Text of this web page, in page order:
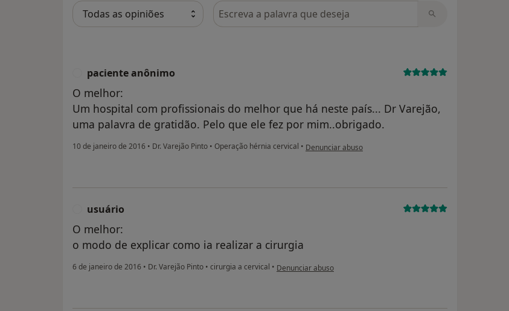
Pesquisar em opiniões
paciente anônimo
O melhor:
Um hospital com profissionais do melhor que há neste país... Dr Varejão,
uma palavra de gratidão. Pelo que ele fez por mim..obrigado.
10 de janeiro de 2016 • Dr. Varejão Pinto • Operação hérnia cervical • na opinião do utilizador paciente anônimo
Denunciar abuso
usuário
O melhor:
o modo de explicar como ia realizar a cirurgia
6 de janeiro de 2016 • Dr. Varejão Pinto • cirurgia a cervical • na opinião do utilizador usuário
Denunciar abuso